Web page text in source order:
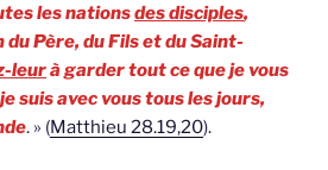
les nationsdes disciples,
Père, du Fils et du Saint-
leurà garder tout ce que je vous
suis avec vous tous les jours,
. » (Matthieu 28.19,20).